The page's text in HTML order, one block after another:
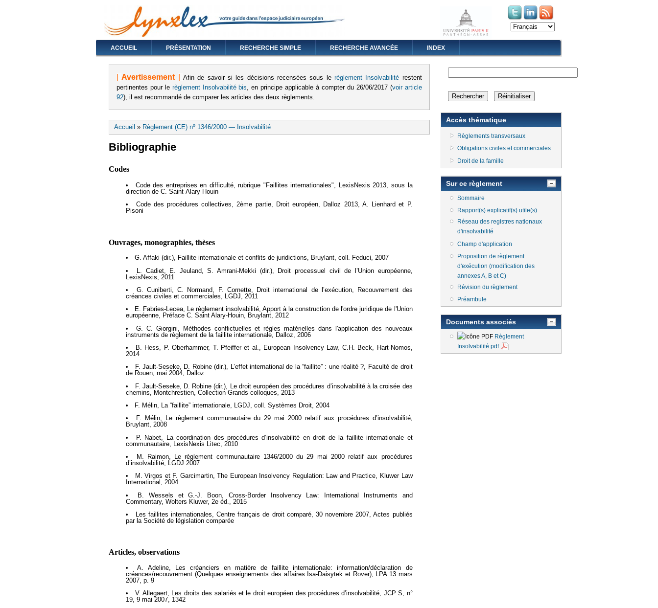
(le lien est externe)
(le lien est externe)
ACCUEIL PRÉSENTATION RECHERCHE SIMPLE RECHERCHE AVANCÉE INDEX
|Avertissement Afin de savoir si les décisions recensées sous le règlement Insolvabilité restent
pertinentes pour le règlement Insolvabilité bis, en principe applicable à compter du 26/06/2017 (voir article
92), il est recommandé de comparer les articles des deux règlements.
Vous êtes ici
Accueil » Règlement (CE) nº 1346/2000 — Insolvabilité
Bibliographie
Codes
Code des entreprises en difficulté, rubrique "Faillites internationales", LexisNexis 2013, sous la
direction de C. Saint-Alary Houin
Code des procédures collectives, 2ème partie, Droit européen, Dalloz 2013, A. Lienhard et P.
Pisoni
Ouvrages, monographies, thèses
G. Affaki (dir.), Faillite internationale et conflits de juridictions, Bruylant, coll. Feduci, 2007
L. Cadiet, E. Jeuland, S. Amrani-Mekki (dir.), Droit processuel civil de l’Union européenne,
LexisNexis, 2011
G. Cuniberti, C. Normand, F. Cornette, Droit international de l’exécution, Recouvrement des
créances civiles et commerciales, LGDJ, 2011
E. Fabries-Lecea, Le règlement insolvabilité, Apport à la construction de l'ordre juridique de l'Union
européenne, Préface C. Saint Alary-Houin, Bruylant, 2012
G. C. Giorgini, Méthodes conflictuelles et règles matérielles dans l'application des nouveaux
instruments de règlement de la faillite internationale, Dalloz, 2006
B. Hess, P. Oberhammer, T. Pfeiffer et al., European Insolvency Law, C.H. Beck, Hart-Nomos,
2014
F. Jault-Seseke, D. Robine (dir.), L’effet international de la “faillite” : une réalité ?, Faculté de droit
de Rouen, mai 2004, Dalloz
F. Jault-Seseke, D. Robine (dir.), Le droit européen des procédures d’insolvabilité à la croisée des
chemins, Montchrestien, Collection Grands colloques, 2013
F. Mélin, La “faillite” internationale, LGDJ, coll. Systèmes Droit, 2004
F. Mélin, Le règlement communautaire du 29 mai 2000 relatif aux procédures d’insolvabilité,
Bruylant, 2008
P. Nabet, La coordination des procédures d’insolvabilité en droit de la faillite internationale et
communautaire, LexisNexis Litec, 2010
M. Raimon, Le règlement communautaire 1346/2000 du 29 mai 2000 relatif aux procédures
d’insolvabilité, LGDJ 2007
M. Virgos et F. Garcimartin, The European Insolvency Regulation: Law and Practice, Kluwer Law
International, 2004
B. Wessels et G.-J. Boon, Cross-Border Insolvency Law: International Instruments and
Commentary, Wolters Kluwer, 2e éd., 2015
Les faillites internationales, Centre français de droit comparé, 30 novembre 2007, Actes publiés
par la Société de législation comparée
Articles, observations
A. Adeline, Les créanciers en matière de faillite internationale: information/déclaration de
créances/recouvrement (Quelques enseignements des affaires Isa-Daisytek et Rover), LPA 13 mars
2007, p. 9
V. Allegaert, Les droits des salariés et le droit européen des procédures d’insolvabilité, JCP S, n°
19, 9 mai 2007, 1342
Accès thématique
Règlements transversaux
Obligations civiles et commerciales
Droit de la famille
Sur ce règlement
Sommaire
Rapport(s) explicatif(s) utile(s)
Réseau des registres nationaux
d'insolvabilité
Champ d'application
Proposition de règlement
d'exécution (modification des
annexes A, B et C)
Révision du règlement
Préambule
Documents associés
Règlement
Insolvabilité.pdf